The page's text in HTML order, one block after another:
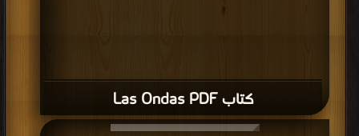
كتاب Las Ondas PDF